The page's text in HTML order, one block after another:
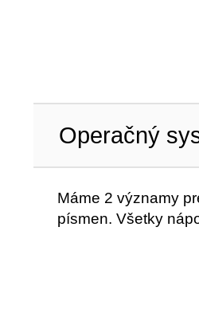
Operačný
Máme 2 významy
písmen. Všetky